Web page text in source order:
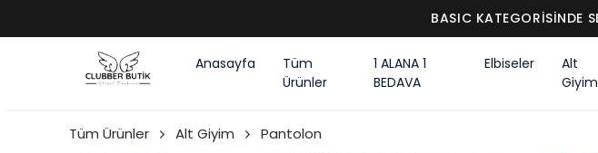
Anasayfa
Tüm
Ürünler
1 ALANA 1
BEDAVA
Elbiseler
Alt
Giyim
Tüm Ürünler Alt Giyim Pantolon